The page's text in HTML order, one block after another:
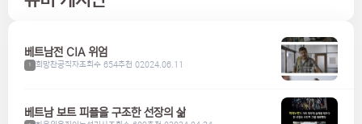
베트남전 CIA 위엄
1 희망찬공직자조회수 654추천 02024.06.11
베트남 보트 피플을 구조한 선장의 삶